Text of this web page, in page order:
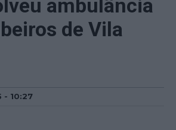
ambulância
de Vila
- 10:27